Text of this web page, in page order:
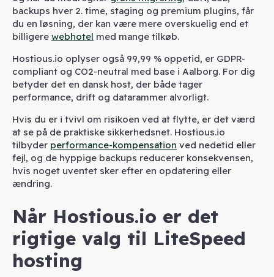
backups hver 2. time, staging og premium plugins, får
du en løsning, der kan være mere overskuelig end et
billigere webhotel med mange tilkøb.
Hostious.io oplyser også 99,99 % oppetid, er GDPR-
compliant og CO2-neutral med base i Aalborg. For dig
betyder det en dansk host, der både tager
performance, drift og datarammer alvorligt.
Hvis du er i tvivl om risikoen ved at flytte, er det værd
at se på de praktiske sikkerhedsnet. Hostious.io
tilbyder performance-kompensation ved nedetid eller
fejl, og de hyppige backups reducerer konsekvensen,
hvis noget uventet sker efter en opdatering eller
ændring.
Når Hostious.io er det
rigtige valg til LiteSpeed
hosting